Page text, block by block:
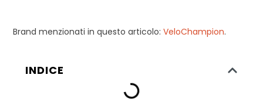
Brand menzionati in questo articolo:VeloChampion.
INDICE